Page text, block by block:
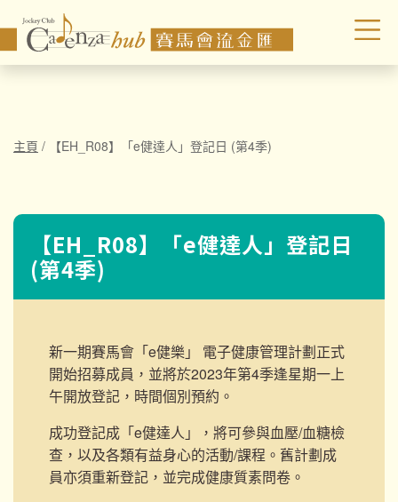
主頁 / 【EH_R08】「e健達人」登記日 (第4季)
【EH_R08】「e健達人」登記日
(第4季)
新一期賽馬會「e健樂」 電子健康管理計劃正式
開始招募成員，並將於2023年第4季逢星期一上
午開放登記，時間個別預約 。
成功登記成「e健達人」，將可參與血壓/血糖檢
查，以及各類有益身心的活動/課程。舊計劃成
員亦須重新登記，並完成健康質素問卷。